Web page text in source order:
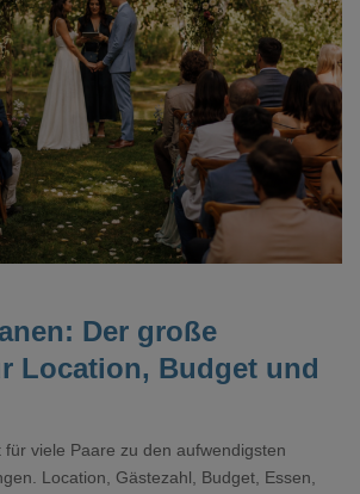
Loading...
Der große
Location, Budget und
für viele Paare zu den aufwendigsten
Location, Gästezahl, Budget, Essen,